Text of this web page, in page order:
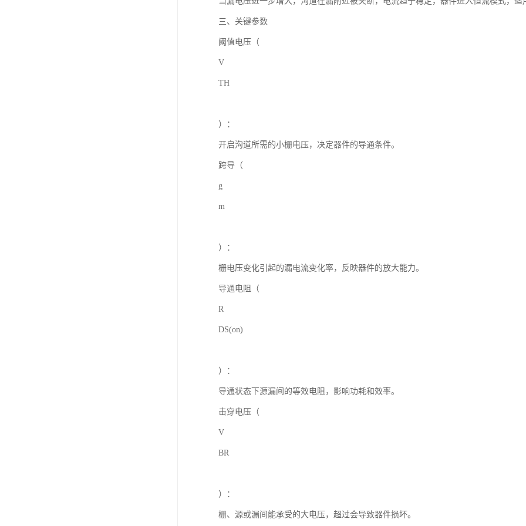
三、关键参数
阈值电压（
V
TH
）：
开启沟道所需的小栅电压，决定器件的导通条件。
跨导（
g
m
）：
栅电压变化引起的漏电流变化率，反映器件的放大能力。
导通电阻（
R
DS(on)
）：
导通状态下源漏间的等效电阻，影响功耗和效率。
击穿电压（
V
BR
）：
栅、源或漏间能承受的大电压，超过会导致器件损坏。